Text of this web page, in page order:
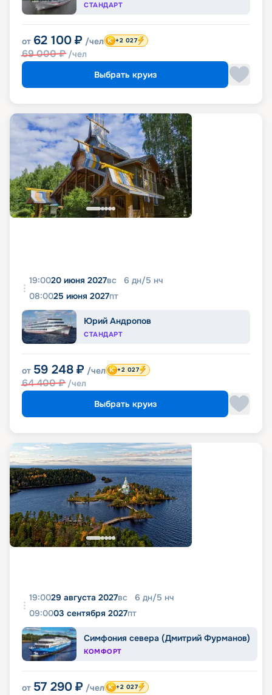
СТАНДАРТ
от 62 100 ₽ /чел
69 000₽ /чел
+2 027
Выбрать круиз
19:0020 июня 2027вс 6 дн/5 нч
08:0025 июня 2027пт
Юрий Андропов
СТАНДАРТ
от 59 248 ₽ /чел
64 400₽ /чел
+2 027
Выбрать круиз
19:0029 августа 2027вс 6 дн/5 нч
09:0003 сентября 2027пт
Симфония севера (Дмитрий Фурманов)
КОМФОРТ
от 57 290 ₽ /чел +2 027